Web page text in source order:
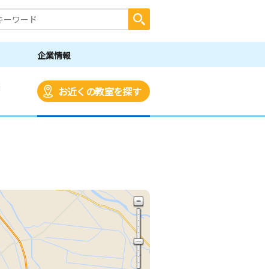
企業情報
お近くの教室を探す